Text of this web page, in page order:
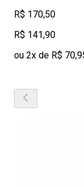
R$ 170,50
R$ 141,90
ou 2x de R$